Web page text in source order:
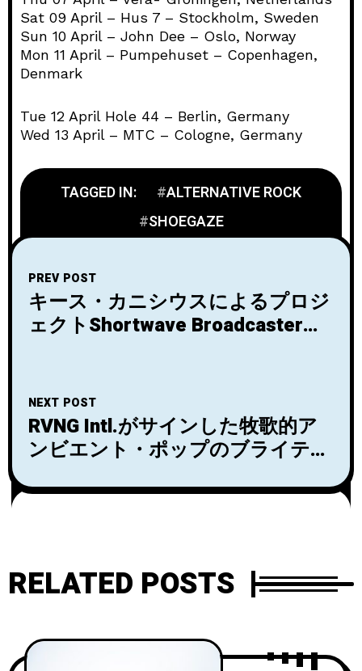
Sat 09 April – Hus 7 – Stockholm, Sweden
Sun 10 April – John Dee – Oslo, Norway
Mon 11 April – Pumpehuset – Copenhagen,
Denmark
Tue 12 April Hole 44 – Berlin, Germany
Wed 13 April – MTC – Cologne, Germany
TAGGED IN:
ALTERNATIVE ROCK
SHOEGAZE
PREV POST
キース・カニシウスによるプロジ
ェクトShortwave Broadcasterが
NEXT POST
RVNG Intl.がサインした牧歌的ア
ンビエント・ポップのブライテス
スのニュー・アルバム『in
MV公開。
RELATED POSTS